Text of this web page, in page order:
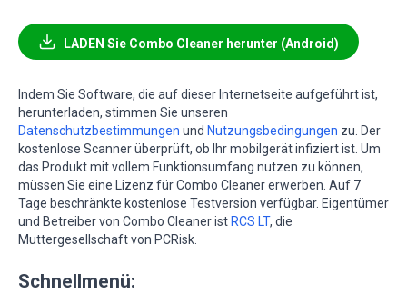
LADEN Sie Combo Cleaner herunter (Android)
Indem Sie Software, die auf dieser Internetseite aufgeführt ist,
herunterladen, stimmen Sie unseren
Datenschutzbestimmungen und Nutzungsbedingungen zu. Der
kostenlose Scanner überprüft, ob Ihr mobilgerät infiziert ist. Um
das Produkt mit vollem Funktionsumfang nutzen zu können,
müssen Sie eine Lizenz für Combo Cleaner erwerben. Auf 7
Tage beschränkte kostenlose Testversion verfügbar. Eigentümer
und Betreiber von Combo Cleaner ist RCS LT, die
Muttergesellschaft von PCRisk.
Schnellmenü: